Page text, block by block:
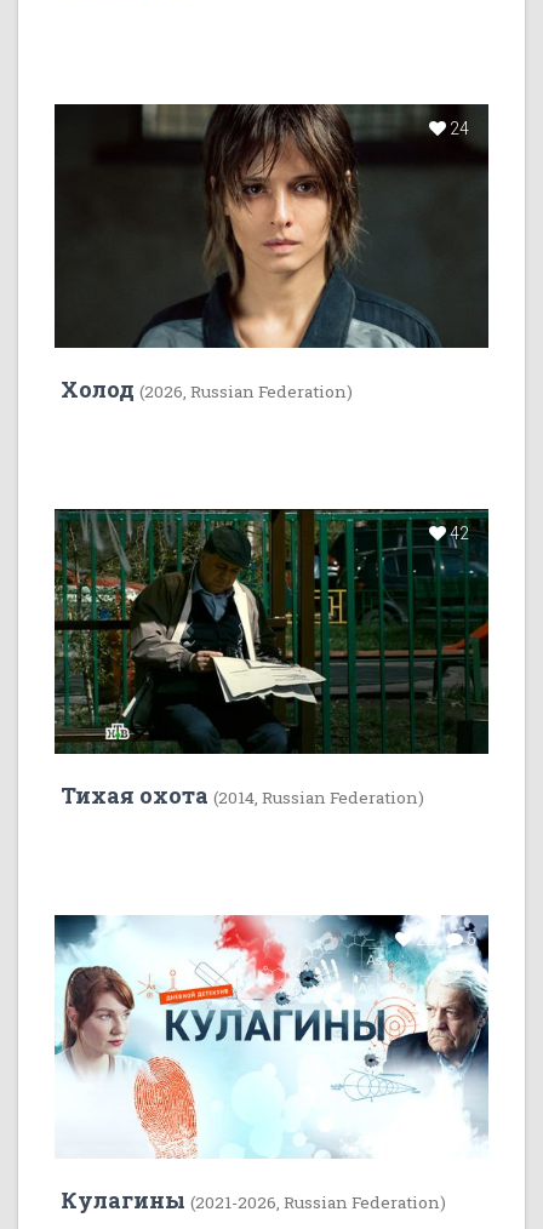
24
Холод (2026, Russian Federation)
42
Тихая охота (2014, Russian Federation)
22 5
Кулагины (2021-2026, Russian Federation)